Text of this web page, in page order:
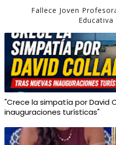
Fallece Joven
Educativa
"Crece la simpatía por David
inauguraciones turísticas"